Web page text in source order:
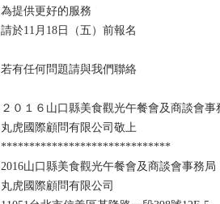
為提供更好的服務
請於11月​18日（​五）前報名
若有任何問題請與我們聯絡
２０１６山口縣美食觀光午餐會及商談會​事
丸虎國際顧問有限公司敬上
******************************
​​2016山口縣美食觀光午餐會及商談會事務局
丸虎國際顧問有限公司